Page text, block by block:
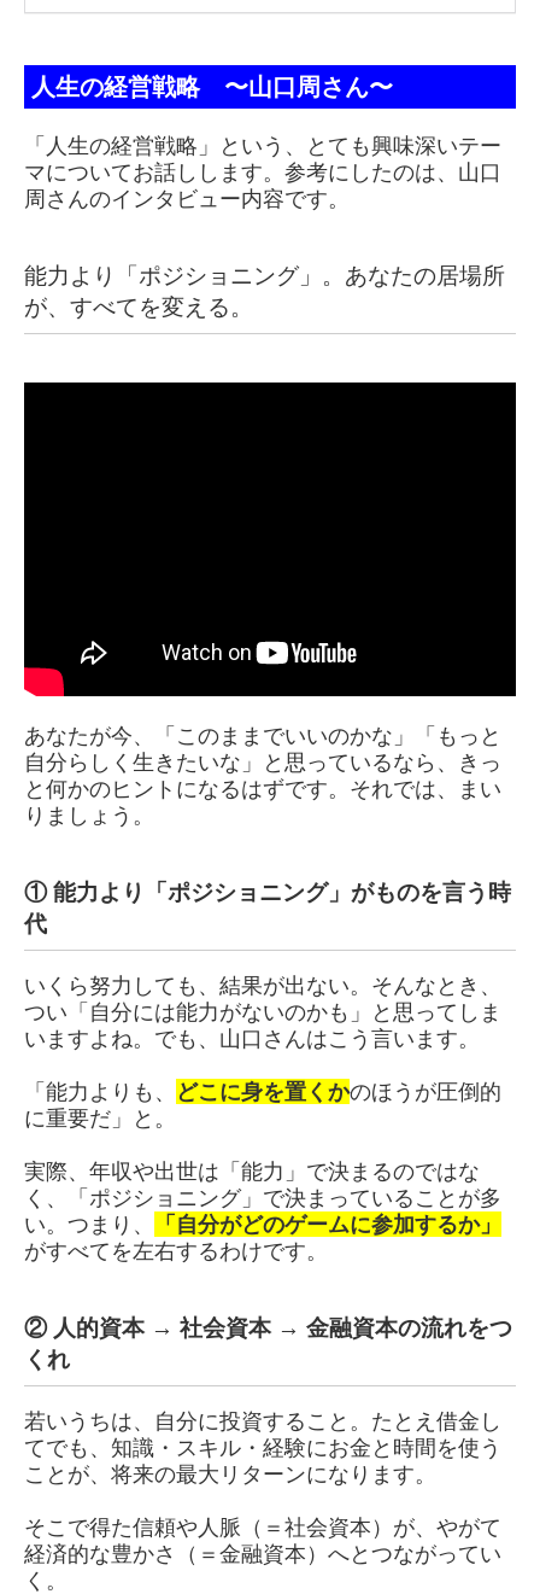
人生の経営戦略 〜山口周さん〜
「人生の経営戦略」という、とても興味深いテー
マについてお話しします。参考にしたのは、山口
周さんのインタビュー内容です。
能力より「ポジショニング」。あなたの居場所
が、すべてを変える。
あなたが今、「このままでいいのかな」「もっと
自分らしく生きたいな」と思っているなら、きっ
と何かのヒントになるはずです。それでは、まい
りましょう。
① 能力より「ポジショニング」がものを言う時
代
いくら努力しても、結果が出ない。そんなとき、
つい「自分には能力がないのかも」と思ってしま
いますよね。でも、山口さんはこう言います。
「能力よりも、 どこに身を置くかのほうが圧倒的
に重要だ」と。
実際、年収や出世は「能力」で決まるのではな
く、「ポジショニング」で決まっていることが多
い。つまり、
「自分がどのゲームに参加するか」
がすべてを左右するわけです。
② 人的資本 → 社会資本 → 金融資本の流れをつ
くれ
若いうちは、自分に投資すること。たとえ借金し
てでも、知識・スキル・経験にお金と時間を使う
ことが、将来の最大リターンになります。
そこで得た信頼や人脈（＝社会資本）が、やがて
経済的な豊かさ（＝金融資本）へとつながってい
く。